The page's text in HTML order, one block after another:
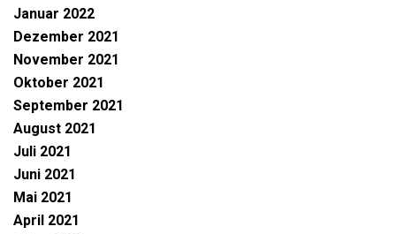
Januar 2022
Dezember 2021
November 2021
Oktober 2021
September 2021
August 2021
Juli 2021
Juni 2021
Mai 2021
April 2021